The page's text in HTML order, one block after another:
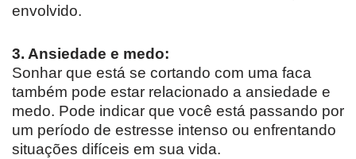
envolvido.
3. Ansiedade e medo:
Sonhar que está se cortando com uma faca
também pode estar relacionado a ansiedade e
medo. Pode indicar que você está passando por
um período de estresse intenso ou enfrentando
situações difíceis em sua vida.